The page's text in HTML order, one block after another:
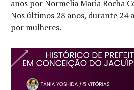
anos por Normelia Maria Rocha
Nos últimos 28 anos, durante 24
por mulheres.